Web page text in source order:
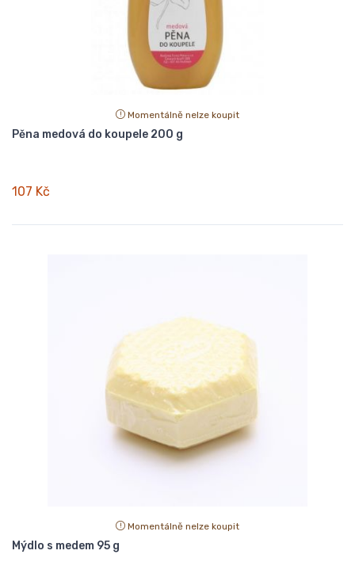
Momentálně nelze koupit
Pěna medová do koupele 200 g
107 Kč
Momentálně nelze koupit
Mýdlo s medem 95 g